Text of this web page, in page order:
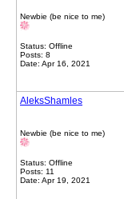
Newbie (be nice to me)
Status: Offline
Posts: 8
Date: Apr 16, 2021
AleksShamles
Newbie (be nice to me)
Status: Offline
Posts: 11
Date: Apr 19, 2021